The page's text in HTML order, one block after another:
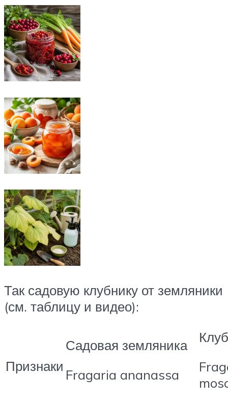
Так садовую клубнику от земляники
(см. таблицу и видео):
Признаки
Садовая земляника
Fragaria ananassa